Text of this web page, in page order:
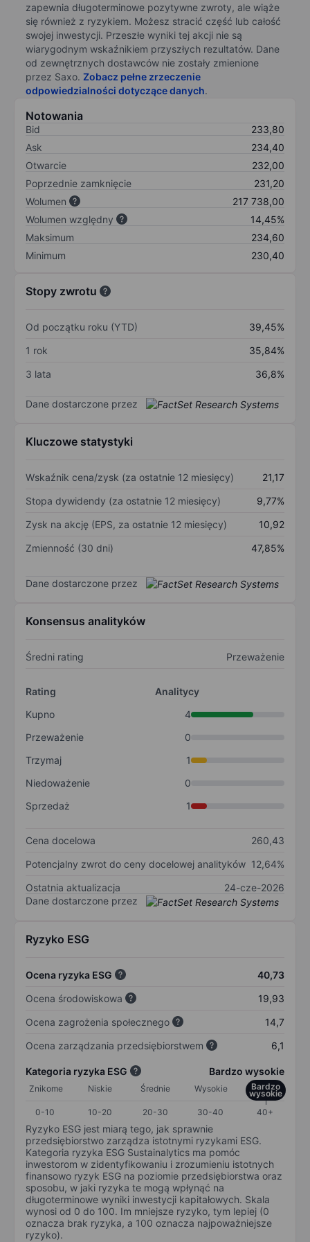
zapewnia długoterminowe pozytywne zwroty, ale wiąże
się również z ryzykiem. Możesz stracić część lub całość
swojej inwestycji. Przeszłe wyniki tej akcji nie są
wiarygodnym wskaźnikiem przyszłych rezultatów. Dane
od zewnętrznych dostawców nie zostały zmienione
przez Saxo. Zobacz pełne zrzeczenie
odpowiedzialności dotyczące danych.
Notowania
Bid
233,80
Ask
234,40
Otwarcie
232,00
Poprzednie zamknięcie
231,20
Wolumen
217 738,00
Wolumen względny
14,45%
Maksimum
234,60
Minimum
230,40
Stopy zwrotu
Od początku roku (YTD)
39,45%
1 rok
35,84%
3 lata
36,8%
Dane dostarczone przez
Kluczowe statystyki
Wskaźnik cena/zysk (za ostatnie 12 miesięcy)
21,17
Stopa dywidendy (za ostatnie 12 miesięcy)
9,77%
Zysk na akcję (EPS, za ostatnie 12 miesięcy)
10,92
Zmienność (30 dni)
47,85%
Dane dostarczone przez
Konsensus analityków
Średni rating Przeważenie
Rating
Analitycy
Kupno
4
Przeważenie
0
Trzymaj
1
Niedoważenie
0
Sprzedaż
1
Cena docelowa
260,43
Potencjalny zwrot do ceny docelowej analityków 12,64%
Ostatnia aktualizacja
24-cze-2026
Dane dostarczone przez
Ryzyko ESG
Ocena ryzyka ESG
40,73
Ocena środowiskowa
19,93
Ocena zagrożenia społecznego
14,7
Ocena zarządzania przedsiębiorstwem
6,1
Kategoria ryzyka ESG Bardzo wysokie
Znikome Niskie Średnie Wysokie Bardzo
wysokie
0-10
10-20 20-30 30-40 40+
Ryzyko ESG jest miarą tego, jak sprawnie
przedsiębiorstwo zarządza istotnymi ryzykami ESG.
Kategoria ryzyka ESG Sustainalytics ma pomóc
inwestorom w zidentyfikowaniu i zrozumieniu istotnych
finansowo ryzyk ESG na poziomie przedsiębiorstwa oraz
sposobu, w jaki ryzyka te mogą wpłynąć na
długoterminowe wyniki inwestycji kapitałowych. Skala
wynosi od 0 do 100. Im mniejsze ryzyko, tym lepiej (0
oznacza brak ryzyka, a 100 oznacza najpoważniejsze
ryzyko).